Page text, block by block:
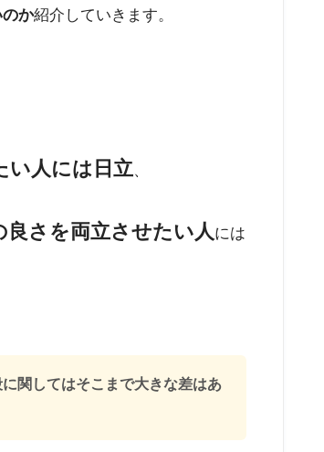
か紹介していきます。
い人には日立、
さを両立させたい人には
関してはそこまで大きな差はあ